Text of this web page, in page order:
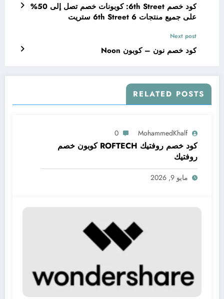
كود خصم 6th Street: كوبونات خصم تصل إلى 50%
على جميع منتجات 6th Street 6 ستريت
Next post
كود خصم نون – كوبون Noon
RELATED POSTS
MohammedKhalf
0
كود خصم روفتيك ROFTECH كوبون خصم
روفتيك
مايو 9, 2026